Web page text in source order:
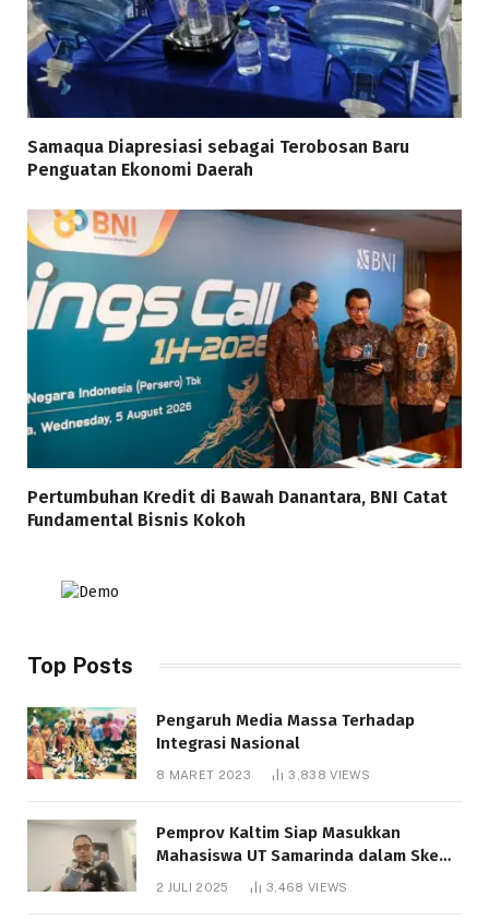
Samaqua Diapresiasi sebagai Terobosan Baru
Penguatan Ekonomi Daerah
Pertumbuhan Kredit di Bawah Danantara, BNI Catat
Fundamental Bisnis Kokoh
Top Posts
Pengaruh Media Massa Terhadap
Integrasi Nasional
8 MARET 2023 3,838VIEWS
Pemprov Kaltim Siap Masukkan
Mahasiswa UT Samarinda dalam Skema
Bantuan Pendidikan Gratispol
2 JULI 2025 3,468 VIEWS